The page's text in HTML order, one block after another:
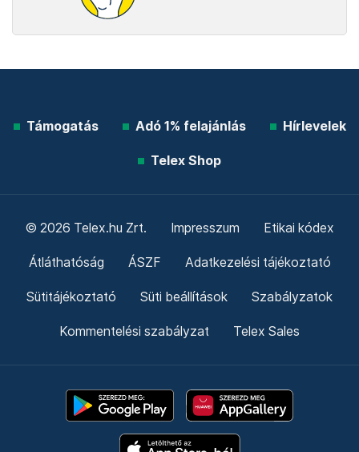
Támogatás Adó 1% felajánlás Hírlevelek
Telex Shop
© 2026 Telex.hu Zrt. Impresszum Etikai kódex
Átláthatóság ÁSZF Adatkezelési tájékoztató
Sütitájékoztató Süti beállítások Szabályzatok
Kommentelési szabályzat Telex Sales